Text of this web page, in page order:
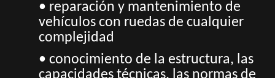
• reparación y mantenimiento de
vehículos con ruedas de cualquier
complejidad
• conocimiento de la estructura, las
capacidades técnicas, las normas de